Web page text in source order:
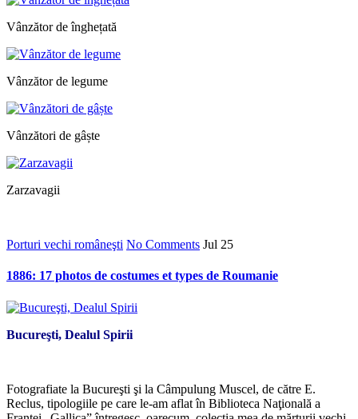
Vânzător de înghețată
Vânzător de legume
Vânzători de gâște
Zarzavagii
Porturi vechi româneşti No Comments Jul 25
1886: 17 photos de costumes et types de Roumanie
Bucureşti, Dealul Spirii
Fotografiate la Bucureşti şi la Câmpulung Muscel, de către E.
Reclus, tipologiile pe care le-am aflat în Biblioteca Naţională a